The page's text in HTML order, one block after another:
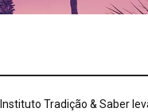
Instituto Tradição & Saber